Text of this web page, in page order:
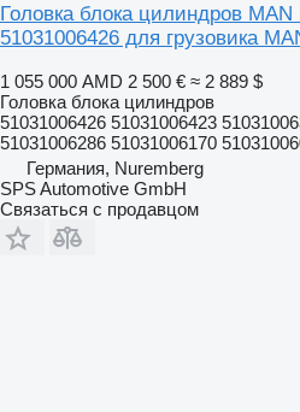
Головка блока цилиндров
51031006426 для грузовика
1 055 000 AMD 2 500 € ≈ 2 889 $
Головка блока цилиндров
51031006426 51031006423
51031006286 51031006170
Германия, Nuremberg
SPS Automotive GmbH
Связаться с продавцом